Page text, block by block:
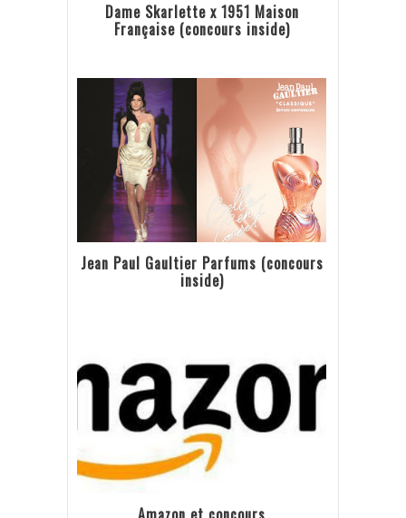
Dame Skarlette x 1951 Maison
Française (concours inside)
Jean Paul Gaultier Parfums (concours
inside)